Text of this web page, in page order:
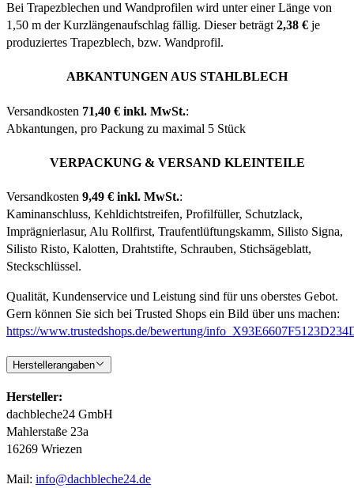
Bei Trapezblechen und Wandprofilen wird unter einer Länge von
1,50 m der Kurzlängenaufschlag fällig. Dieser beträgt 2,38 € je
produziertes Trapezblech, bzw. Wandprofil.
ABKANTUNGEN AUS STAHLBLECH
Versandkosten 71,40 € inkl. MwSt.:
Abkantungen, pro Packung zu maximal 5 Stück
VERPACKUNG & VERSAND KLEINTEILE
Versandkosten 9,49 € inkl. MwSt.:
Kaminanschluss, Kehldichtstreifen, Profilfüller, Schutzlack,
Imprägnierlasur, Alu Rollfirst, Traufentlüftungskamm, Silisto Signa,
Silisto Risto, Kalotten, Drahtstifte, Schrauben, Stichsägeblatt,
Steckschlüssel.
Qualität, Kundenservice und Leistung sind für uns oberstes Gebot.
Gern können Sie sich bei Trusted Shops ein Bild über uns machen:
https://www.trustedshops.de/bewertung/
Herstellerangaben
Hersteller:
dachbleche24 GmbH
Mahlerstaße 23a
16269 Wriezen
Mail: info@dachbleche24.de